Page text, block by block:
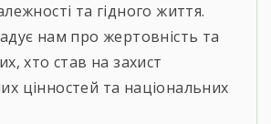
та гідного життя.
нам про жертовність та
хто став на захист
цінностей та національних